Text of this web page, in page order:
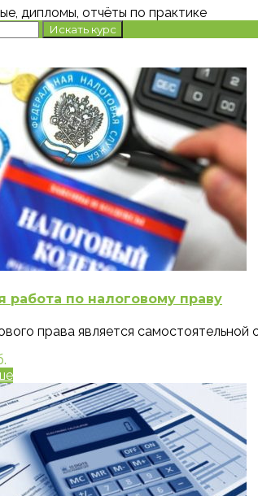
дипломы, отчёты по практике
Искать курс
работа по налоговому праву
права является